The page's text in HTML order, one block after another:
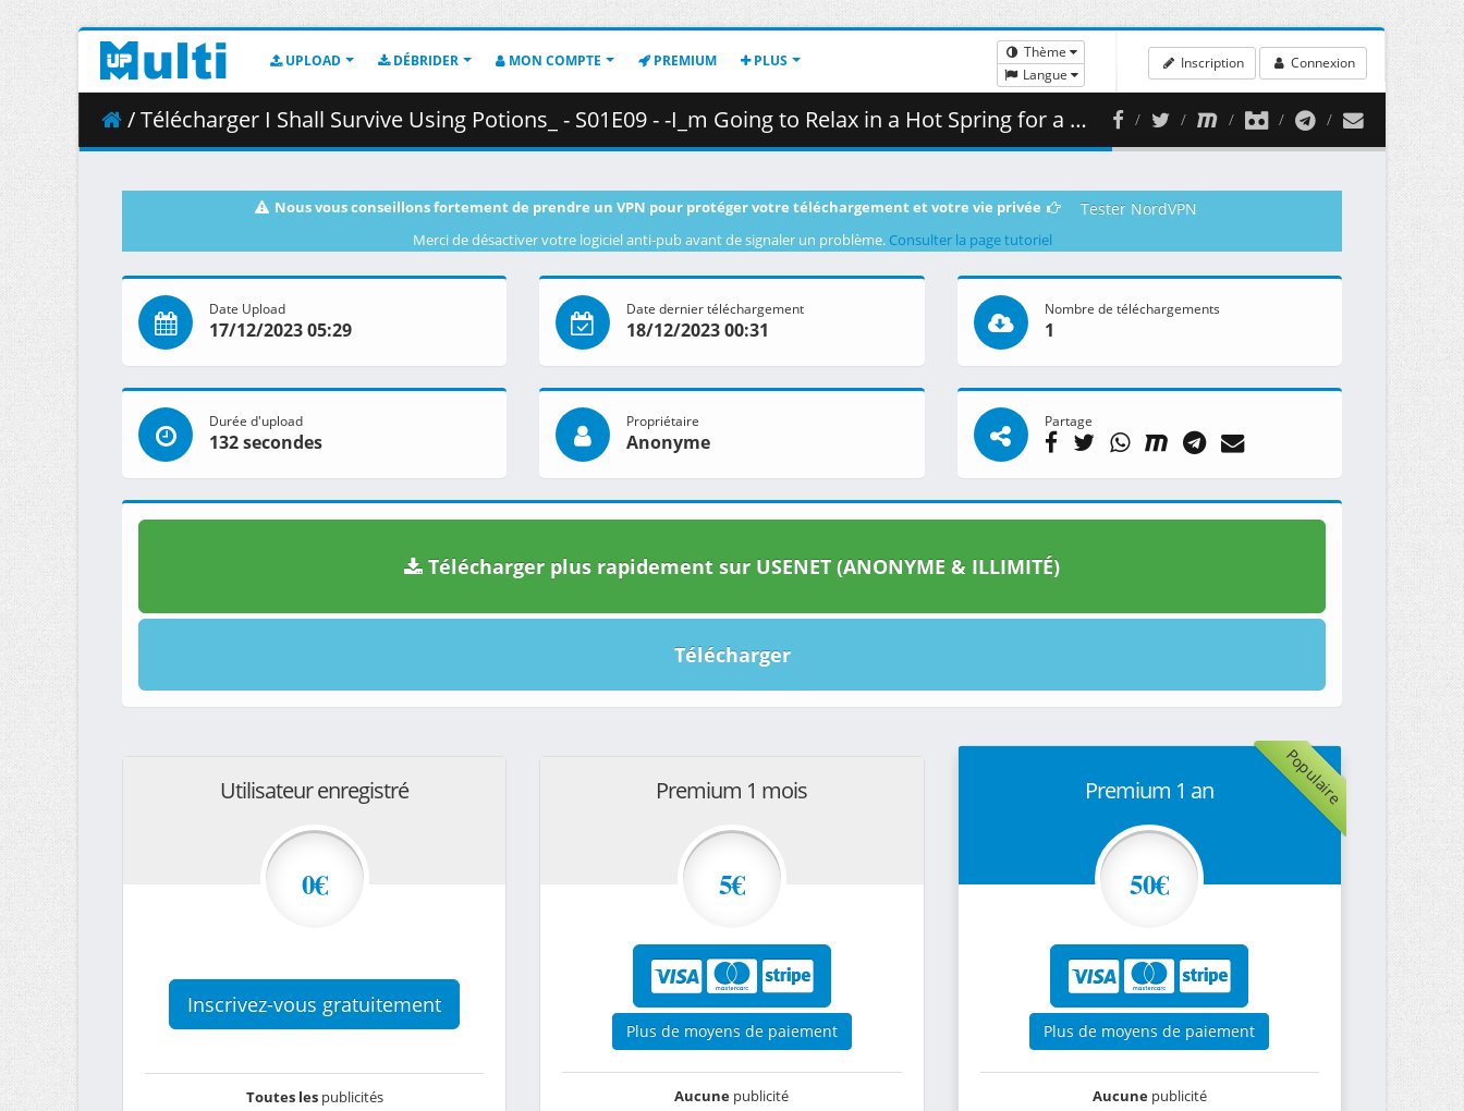
UPLOAD DÉBRIDER MON COMPTE PREMIUM PLUS
Thème
Langue
Inscription Connexion
/ Télécharger I Shall Survive Using Potions_ - S01E09 - -I_m Going to Relax in a Hot Spring for a While_.mkv.003 ( 458.44 MB )
Nous vous conseillons fortement de prendre un VPN pour protéger votre téléchargement et votre vie privée Tester NordVPN
Merci de désactiver votre logiciel anti-pub avant de signaler un problème. Consulter la page tutoriel
Date Upload
17/12/2023 05:29
Date dernier téléchargement
18/12/2023 00:31
Nombre de téléchargements
1
Durée d'upload
132 secondes
Propriétaire
Anonyme
Partage
Télécharger plus rapidement sur USENET (ANONYME & ILLIMITÉ)
Télécharger
Utilisateur enregistré
0€
Inscrivez-vous gratuitement
Toutes lespublicités
Premium 1 mois
5€
Plus de moyens de paiement
Aucune publicité
Populaire
Premium 1 an
50€
Plus de moyens de paiement
Aucunepublicité